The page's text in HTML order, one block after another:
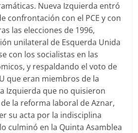
Nueva Izquierda entró
confrontación con el PCE y con
las elecciones de 1996,
unilateral de Esquerda Unida
con los socialistas en las
y respaldando el voto de
que eran miembros de la
Izquierda que no quisieron
la reforma laboral de Aznar,
su acta por la indisciplina
culminó en la Quinta Asamblea